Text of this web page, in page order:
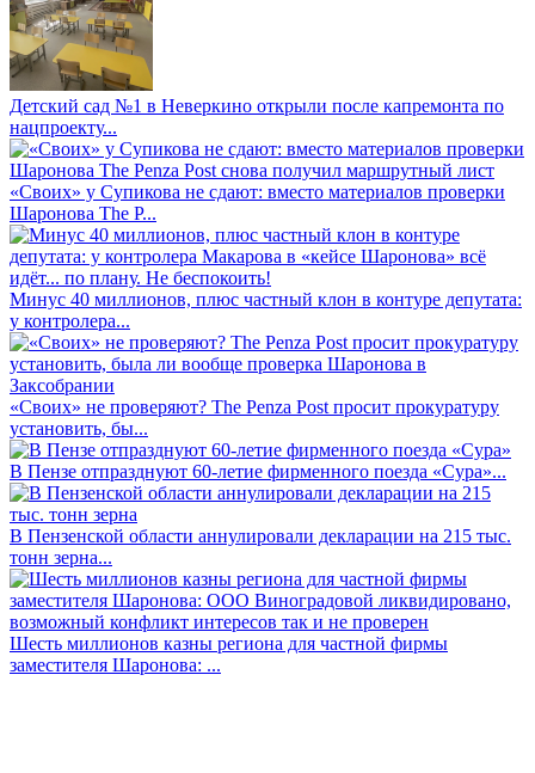
Детский сад №1 в Неверкино открыли после капремонта по
нацпроекту...
«Своих» у Супикова не сдают: вместо материалов проверки
Шаронова The P...
Минус 40 миллионов, плюс частный клон в контуре депутата:
у контролера...
«Своих» не проверяют? The Penza Post просит прокуратуру
установить, бы...
В Пензе отпразднуют 60-летие фирменного поезда «Сура»...
В Пензенской области аннулировали декларации на 215 тыс.
тонн зерна...
Шесть миллионов казны региона для частной фирмы
заместителя Шаронова: ...